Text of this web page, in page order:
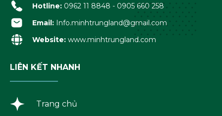
Hotline:0962 11 8848 - 0905 660 258
Email:Info.minhtrungland@gmail.com
Website:www.minhtrungland.com
LIÊN KẾT NHANH
Trang chủ